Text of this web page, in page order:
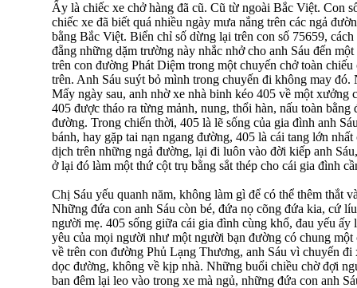
Ấy là chiếc xe chở hàng đã cũ. Cũ từ ngoài Bắc Việt. Con
chiếc xe đã biết quá nhiều ngày mưa nắng trên các ngả
bằng Bắc Việt. Biển chỉ số dừng lại trên con số 75659,
đẵng những dặm trường này nhắc nhở cho anh Sáu đến
trên con đường Phát Diệm trong một chuyến chở toàn
trên. Anh Sáu suýt bỏ mình trong chuyến đi không may
Mấy ngày sau, anh nhờ xe nhà binh kéo 405 về một xưởng
405 được tháo ra từng mảnh, nung, thổi hàn, nấu toàn bằng
đường. Trong chiến thời, 405 là lẽ sống của gia đình anh
bánh, hay gặp tai nạn ngang đường, 405 là cái tang lớn
dịch trên những ngả đường, lại đi luôn vào đời kiếp anh
ở lại đó làm một thứ cột trụ bằng sắt thép cho cái gia đình
Chị Sáu yếu quanh năm, không làm gì để có thể thêm thắt
Những đứa con anh Sáu còn bé, đứa nọ cõng đứa kia, cứ
người mẹ. 405 sống giữa cái gia đình cùng khổ, đau yếu
yêu của mọi người như một người bạn đường có chung
về trên con đường Phủ Lạng Thương, anh Sáu vì chuyến
dọc đường, không về kịp nhà. Những buổi chiều chờ đợi
ban đêm lại leo vào trong xe mà ngủ, những đứa con anh